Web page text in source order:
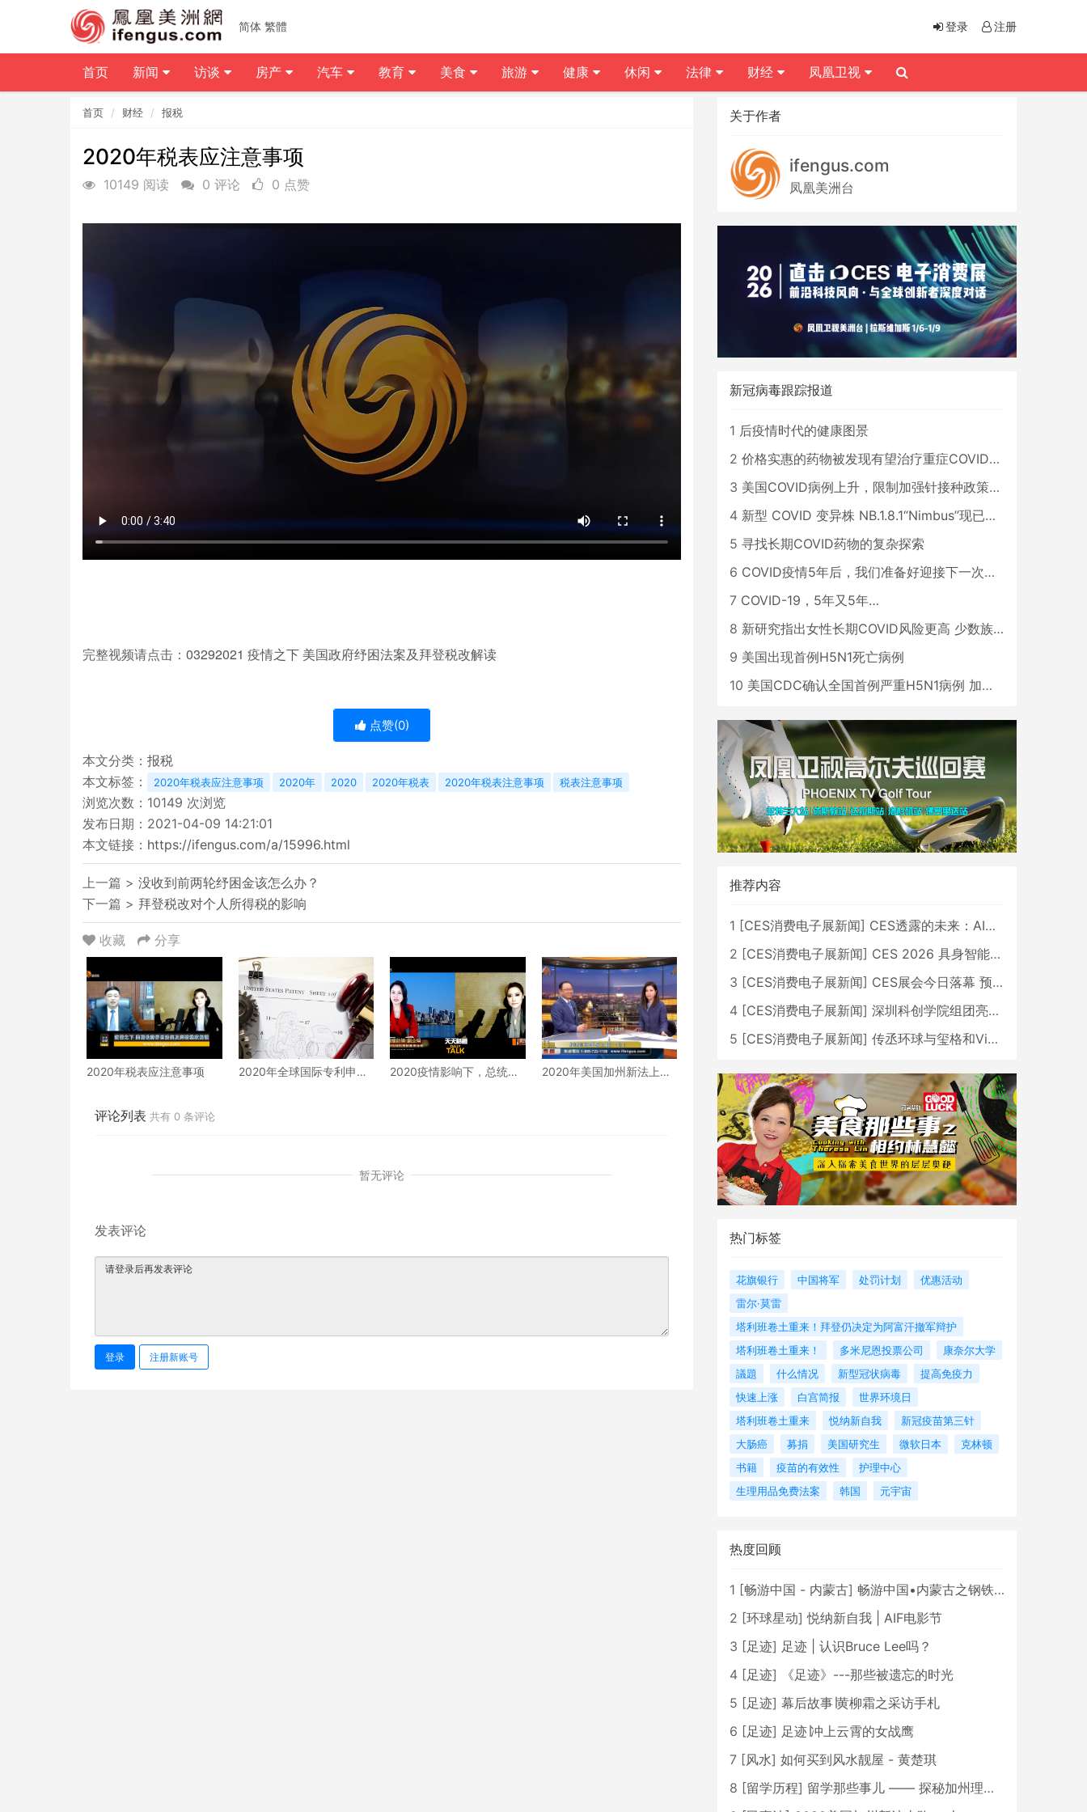
首页 财经 报税
2020年税表应注意事项
10149 阅读 0 评论 0 点赞
完整视频请点击： 03292021 疫情之下 美国政府纾困法案及拜登税改解读
点赞(0)
本文分类： 报税
本文标签：
2020年税表应注意事项 2020年 2020 2020年税表 2020年税表注意事项 税表注意事项
浏览次数： 10149 次浏览
发布日期：2021-04-09 14:21:01
本文链接： https://ifengus.com/a/15996.html
上一篇 > 没收到前两轮纾困金该怎么办？
下一篇 > 拜登税改对个人所得税的影响
收藏 分享
2020年税表应注意事项
2020年全球国际专利申请
2020疫情影响下，总统大
2020年美国加州新法上路
评论列表 共有 0 条评论
暂无评论
发表评论
登录 注册新账号
关于作者
ifengus.com
凤凰美洲台
新冠病毒跟踪报道
1 后疫情时代的健康图景
2 价格实惠的药物被发现有望治疗重症COVID患者
3 美国COVID病例上升，限制加强针接种政策即将出台
4 新型 COVID 变异株 NB.1.8.1“Nimbus”现已在美国占据主导地位
5 寻找长期COVID药物的复杂探索
6 COVID疫情5年后，我们准备好迎接下一次大流行了吗？
7 COVID-19，5年又5年…
8 新研究指出女性长期COVID风险更高 少数族裔儿童存在差异
9 美国出现首例H5N1死亡病例
10 美国CDC确认全国首例严重H5N1病例 加州进入紧急状态
推荐内容
1 [CES消费电子展新闻] CES透露的未来：AI、机器人与智能生活大爆发
2 [CES消费电子展新闻] CES 2026 具身智能与创新领域 中国公司大放异彩
3 [CES消费电子展新闻] CES展会今日落幕 预计2026行业收入将超五千亿美元
4 [CES消费电子展新闻] 深圳科创学院组团亮相CES 广受好评
5 [CES消费电子展新闻] 传丞环球与玺格和VibeLens共同推出全新耳机
热门标签
花旗银行 中国将军 处罚计划
优惠活动
雷尔·莫雷
塔利班卷土重来！拜登仍决定为阿富汗撤军辩护
塔利班卷土重来！
多米尼恩投票公司
康奈尔大学
議題
什么情况 新型冠状病毒
提高免疫力
快速上涨
白宫简报
世界环境日
塔利班卷土重来
悦纳新自我
新冠疫苗第三针
大肠癌
募捐 美国研究生 微软日本
克林顿
书籍
疫苗的有效性
护理中心
生理用品免费法案
韩国 元宇宙
热度回顾
1 [畅游中国 - 内蒙古] 畅游中国•内蒙古之钢铁骄子，魅力包头
2 [环球星动] 悦纳新自我 | AIF电影节
3 [足迹] 足迹 | 认识Bruce Lee吗？
4 [足迹]
《足迹》---那些被遗忘的时光
5 [足迹] 幕后故事∣黄柳霜之采访手札
6 [足迹] 足迹∣冲上云霄的女战鹰
7 [风水] 如何买到风水靓屋 - 黄楚琪
8 [留学历程] 留学那些事儿 —— 探秘加州理工学院Caltech博士生活 [上集]
简体 繁體 登录 注册
首页 新闻 访谈 房产 汽车 教育 美食 旅游 健康 休闲 法律 财经 凤凰卫视